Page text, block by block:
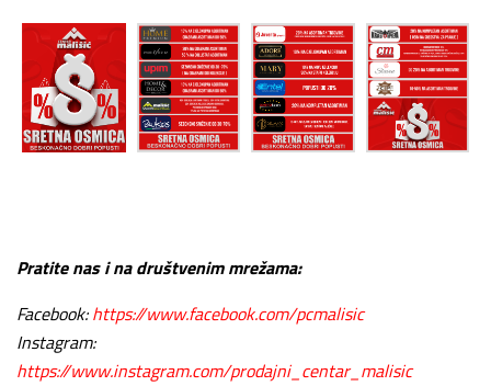
Pratite nas i na društvenim mrežama:
Facebook:https://www.facebook.com/pcmalisic
Instagram:
https://www.instagram.com/prodajni_centar_malisic